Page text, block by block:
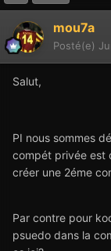
mou7a
Posté(e)
Salut,
PI nous sommes
compét privée est
créer une 2éme
Par contre pour
psuedo dans la